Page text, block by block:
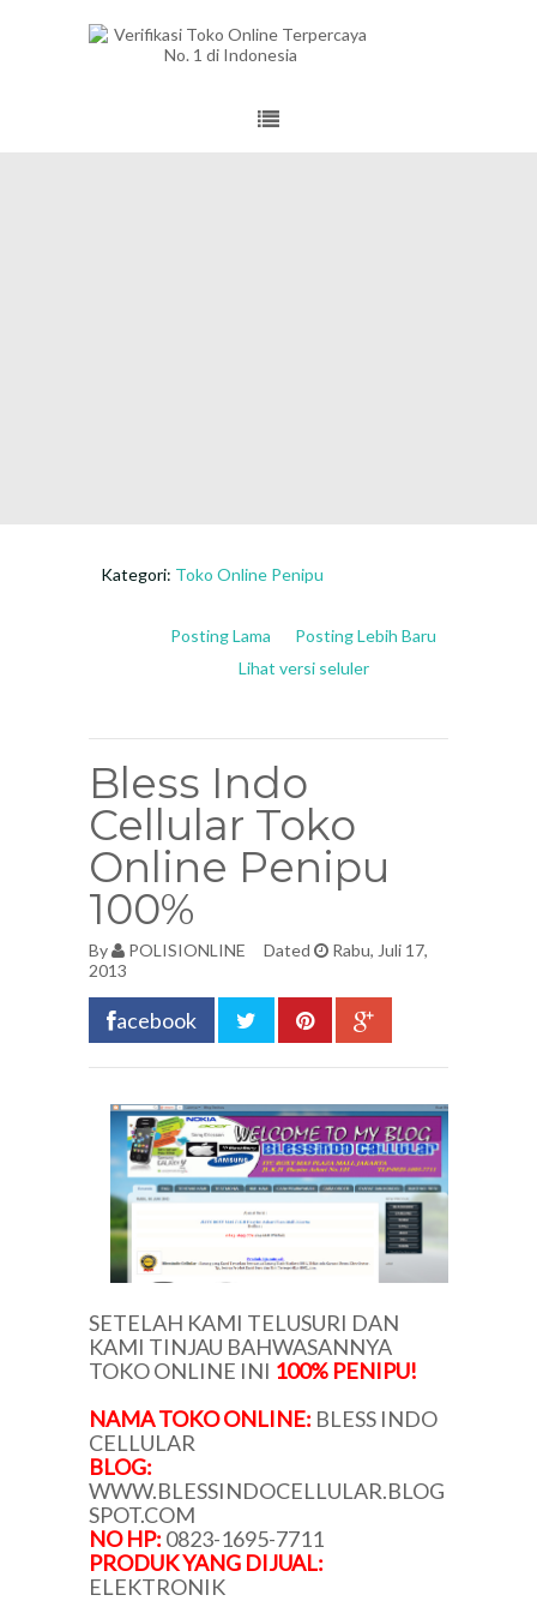
Kategori: Toko Online Penipu
Posting Lebih Baru
Posting Lama
Lihat versi seluler
Bless Indo
Cellular Toko
Online Penipu
100%
By POLISIONLINE Dated
Rabu, Juli 17,
2013
acebook
SETELAH KAMI TELUSURI DAN
KAMI TINJAU BAHWASANNYA
TOKO ONLINE INI 100% PENIPU!
NAMA TOKO ONLINE: BLESS INDO
CELLULAR
BLOG:
WWW.BLESSINDOCELLULAR.BLOG
SPOT.COM
NO HP: 0823-1695-7711
PRODUK YANG DIJUAL:
ELEKTRONIK